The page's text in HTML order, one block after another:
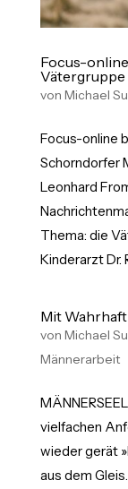
Focus-
Vätergruppe
von Michael
Focus-online
Schorndorfer
Leonhard
Thema: die
Kinderarzt Dr.
Mit
von Michael
Männerarbeit
vielfachen
wieder gerät
aus dem